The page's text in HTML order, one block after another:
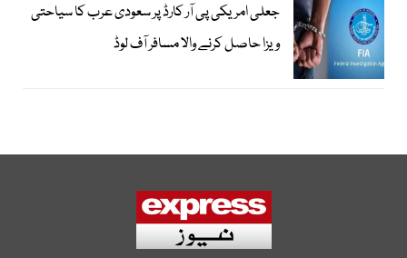
جعلی امریکی پی آر کارڈ پر سعودی عرب کا سیاحتی
ویزا حاصل کرنے والا مسافر آف لوڈ